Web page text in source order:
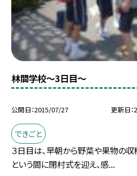
林間学校〜3日目〜
公開日 2015/07/27 更新日
できごと
３日目は、早朝から野菜や果物の収
という間に閉村式を迎え、感...